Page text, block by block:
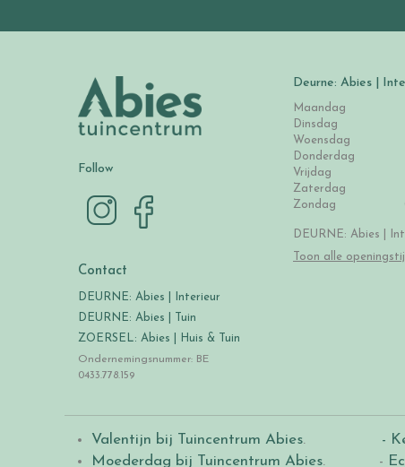
Follow
Contact
DEURNE: Abies | Interieur
DEURNE: Abies | Tuin
ZOERSEL: Abies | Huis & Tuin
Ondernemingsnummer: BE
0433.778.159
Deurne: Abies |
Maandag
Dinsdag
Woensdag
Donderdag
Vrijdag
Zaterdag
Zondag
DEURNE: Abies |
Toon alle
Valentijn bij Tuincentrum Abies.
-
Moederdag bij Tuincentrum Abies. -